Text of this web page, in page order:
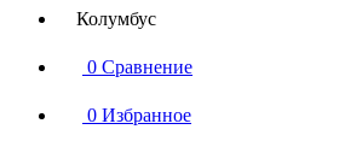
Колумбус
0 Сравнение
0 Избранное